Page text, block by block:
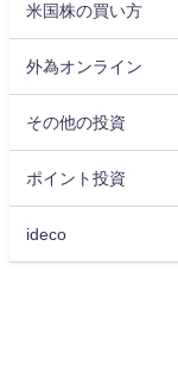
米国株の買い方
外為オンライン
その他の投資
ポイント投資
ideco